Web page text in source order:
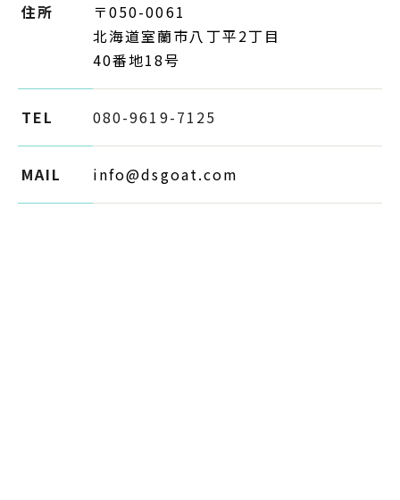
住所
〒050-0061
北海道室蘭市八丁平2丁目
40番地18号
TEL 080-9619-7125
MAIL info@dsgoat.com